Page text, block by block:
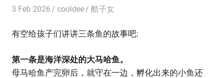
3 Feb 2026 cooldee 酷子女
有空给孩子们讲讲三条鱼的故事吧:
第一条是海洋深处的大马哈鱼。
母马哈鱼产完卵后，就守在一边，孵化出来的小鱼还